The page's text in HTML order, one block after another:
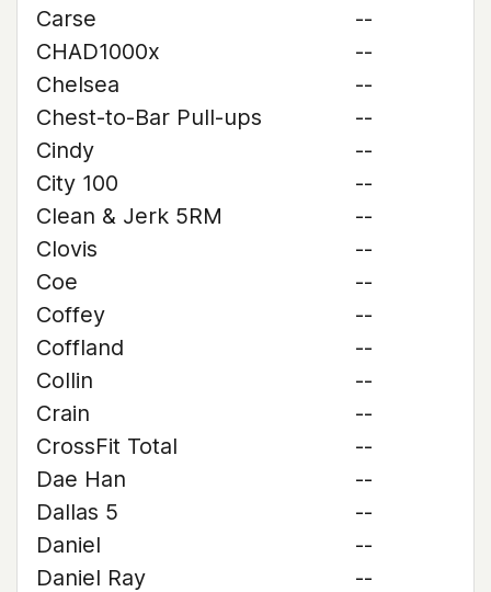
Carse
--
CHAD1000x
--
Chelsea
--
Chest-to-Bar Pull-ups
--
Cindy
--
City 100
--
Clean & Jerk 5RM
--
Clovis
--
Coe
--
Coffey
--
Coffland
--
Collin
--
Crain
--
CrossFit Total
--
Dae Han
--
Dallas 5
--
Daniel
--
Daniel Ray
--